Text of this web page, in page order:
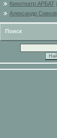
Кинотеатр АРБАТ
Александр Сивков
Поиск